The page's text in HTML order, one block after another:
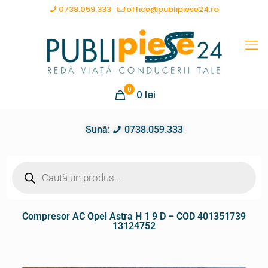
0738.059.333 office@publipiese24.ro
0 0 lei
Sună: 0738.059.333
Compresor AC Opel Astra H 1 9 D – COD 401351739
13124752